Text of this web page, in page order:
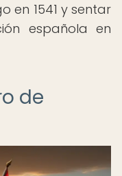
en 1541 y sentar
española en
de